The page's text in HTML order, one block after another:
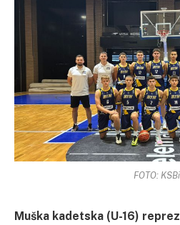
FOTO:
Muška kadetska (U-16)